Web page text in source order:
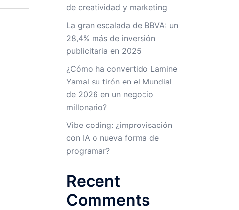
de creatividad y marketing
La gran escalada de BBVA: un
28,4% más de inversión
publicitaria en 2025
¿Cómo ha convertido Lamine
Yamal su tirón en el Mundial
de 2026 en un negocio
millonario?
Vibe coding: ¿improvisación
con IA o nueva forma de
programar?
Recent
Comments